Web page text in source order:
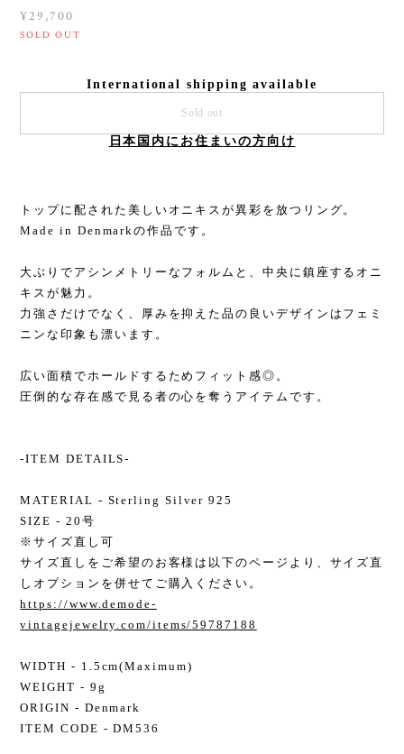
¥29,700
SOLD OUT
International shipping available
Sold out
日本国内にお住まいの方向け
トップに配された美しいオニキスが異彩を放つリング。
Made in Denmarkの作品です。
大ぶりでアシンメトリーなフォルムと、中央に鎮座するオニ
キスが魅力。
力強さだけでなく、厚みを抑えた品の良いデザインはフェミ
ニンな印象も漂います。
広い面積でホールドするためフィット感◎。
圧倒的な存在感で見る者の心を奪うアイテムです。
-ITEM DETAILS-
MATERIAL - Sterling Silver 925
SIZE - 20号
※サイズ直し可
サイズ直しをご希望のお客様は以下のページより、サイズ直
しオプションを併せてご購入ください。
https://www.demode-
vintagejewelry.com/items/59787188
WIDTH - 1.5cm(Maximum)
WEIGHT - 9g
ORIGIN - Denmark
ITEM CODE - DM536